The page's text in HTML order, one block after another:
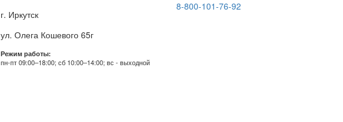
г. Иркутск
ул. Олега Кошевого 65г
Режим работы:
пн-пт 09:00–18:00; сб 10:00–14:00; вс - выходной
8-800-101-76-92